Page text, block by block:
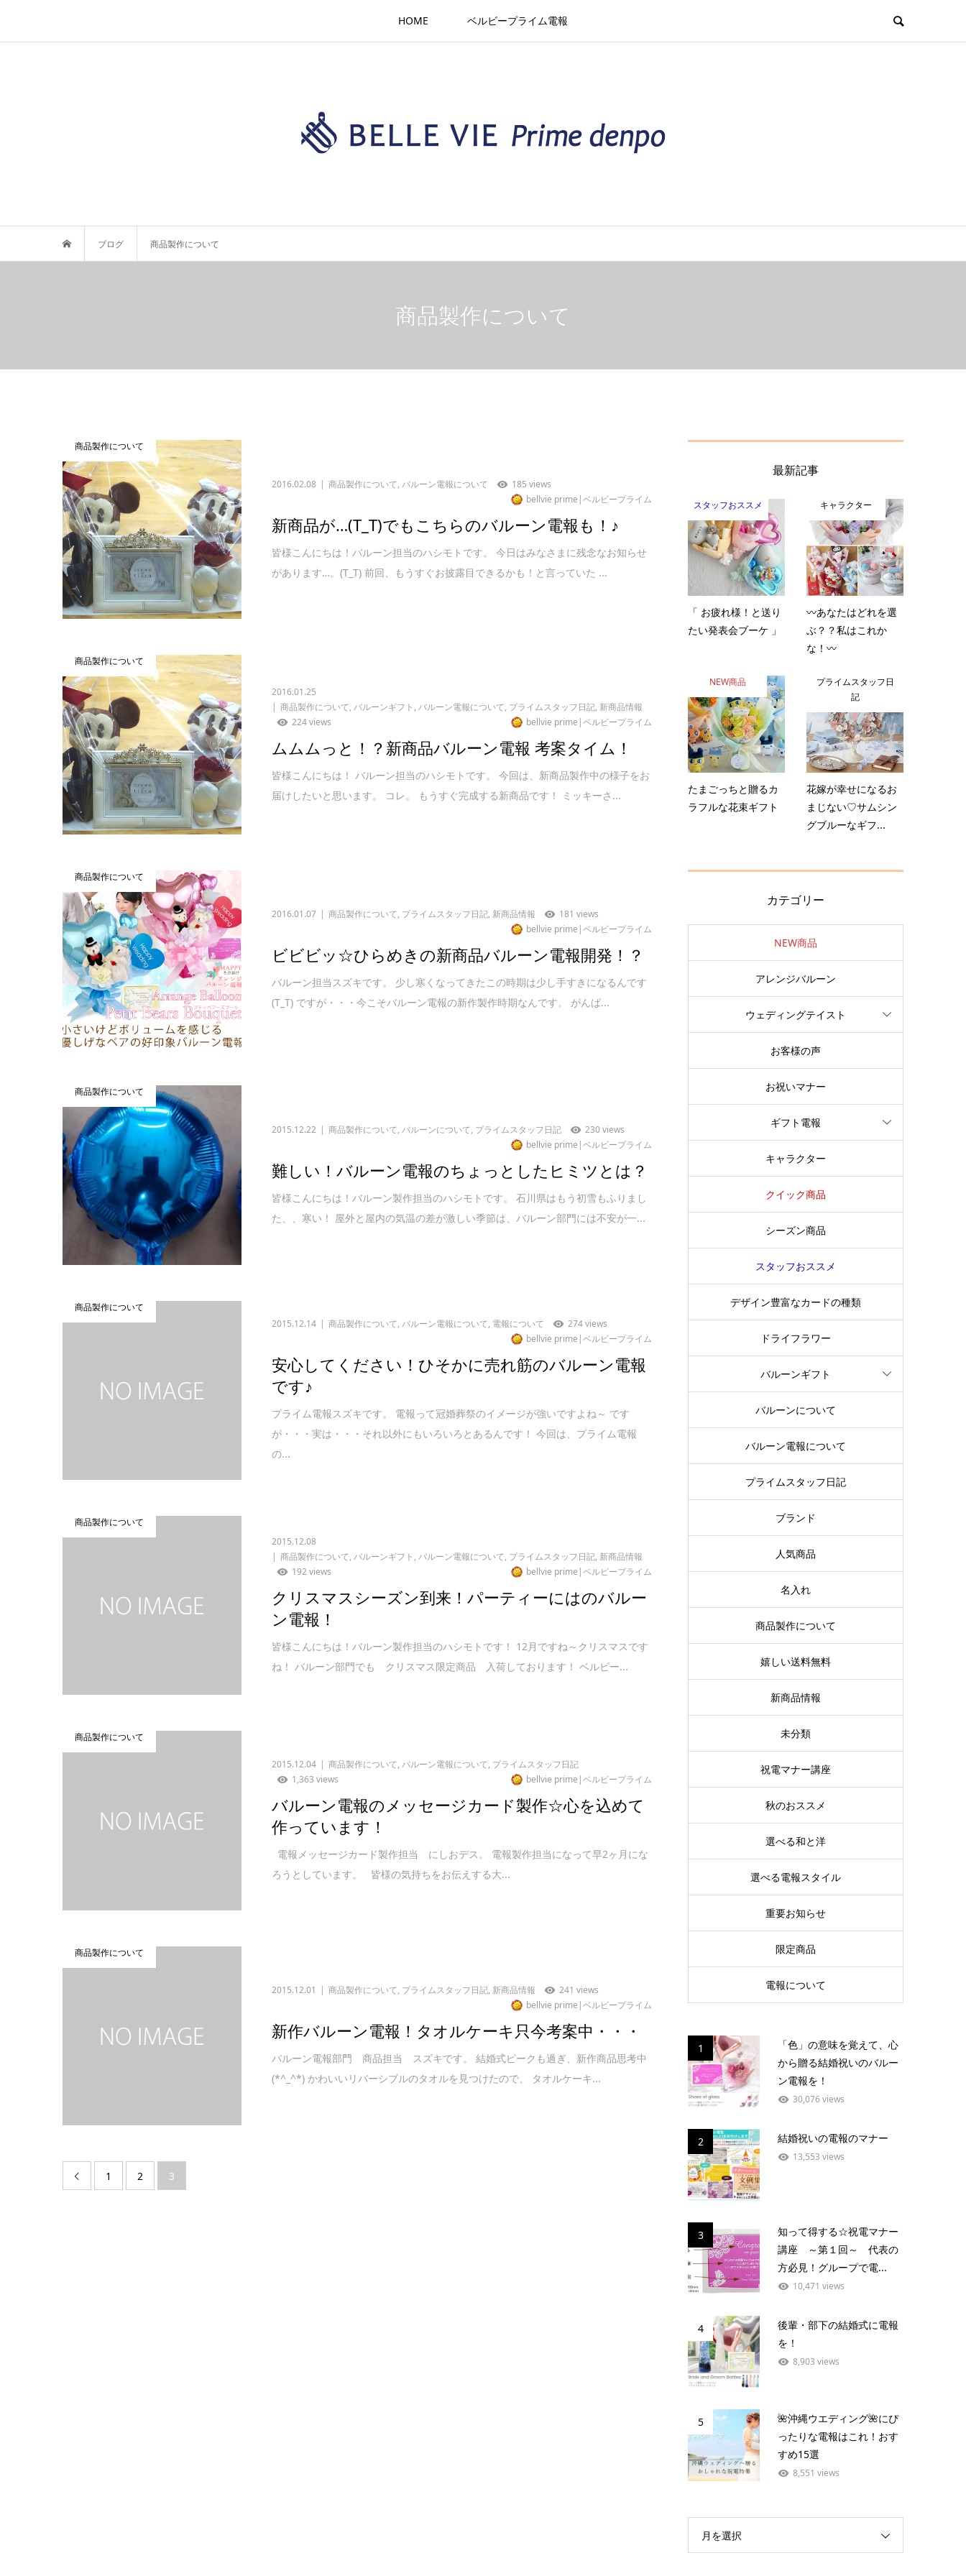
HOME ベルビープライム電報
ブログ 商品製作について
商品製作について
商品製作について
2016.02.08 商品製作について,バルーン電報について
185 views
bellvie prime|ベルビープライム
新商品が…(T_T)でもこちらのバルーン電報も！♪
皆様こんにちは！バルーン担当のハシモトです。 今日はみなさまに残念なお知らせ
があります…。(T_T) 前回、もうすぐお披露目できるかも！と言っていた ...
商品製作について
2016.01.25
商品製作について,バルーンギフト ,バルーン電報について, プライムスタッフ日記, 新商品情報
224 views
bellvie prime|ベルビープライム
ムムムっと！？新商品バルーン電報 考案タイム！
皆様こんにちは！ バルーン担当のハシモトです。 今回は、新商品製作中の様子をお
届けしたいと思います。 コレ。 もうすぐ完成する新商品です！ ミッキーさ...
商品製作について
2016.01.07 商品製作について, プライムスタッフ日記,新商品情報
181 views
bellvie prime|ベルビープライム
ビビビッ☆ひらめきの新商品バルーン電報開発！？
バルーン担当スズキです。 少し寒くなってきたこの時期は少し手すきになるんです
(T_T) ですが・・・今こそバルーン電報の新作製作時期なんです。 がんば...
商品製作について
2015.12.22 商品製作について,バルーンについて, プライムスタッフ日記
230 views
bellvie prime|ベルビープライム
難しい！バルーン電報のちょっとしたヒミツとは？
皆様こんにちは！バルーン製作担当のハシモトです。 石川県はもう初雪もふりまし
た、、寒い！ 屋外と屋内の気温の差が激しい季節は、バルーン部門には不安が一...
商品製作について
2015.12.14
商品製作について,バルーン電報について, 電報について
274 views
bellvie prime|ベルビープライム
安心してください！ひそかに売れ筋のバルーン電報
です♪
プライム電報スズキです。 電報って冠婚葬祭のイメージが強いですよね～ です
が・・・実は・・・それ以外にもいろいろとあるんです！ 今回は、プライム電報
の...
商品製作について
2015.12.08
商品製作について,バルーンギフト ,バルーン電報について, プライムスタッフ日記, 新商品情報
192 views
bellvie prime|ベルビープライム
クリスマスシーズン到来！パーティーにはのバルー
ン電報！
皆様こんにちは！バルーン製作担当のハシモトです！ 12月ですね～クリスマスです
ね！ バルーン部門でも クリスマス限定商品 入荷しております！ ベルビー...
商品製作について
2015.12.04 商品製作について,バルーン電報について, プライムスタッフ日記
1,363 views
bellvie prime|ベルビープライム
バルーン電報のメッセージカード製作☆心を込めて
作っています！
電報メッセージカード製作担当 にしおデス。 電報製作担当になって早2ヶ月にな
ろうとしています。 皆様の気持ちをお伝えする大...
商品製作について
2015.12.01 商品製作について, プライムスタッフ日記,新商品情報
241 views
bellvie prime|ベルビープライム
新作バルーン電報！タオルケーキ只今考案中・・・
バルーン電報部門 商品担当 スズキです。 結婚式ピークも過ぎ、新作商品思考中
(*^_^*) かわいいリバーシブルのタオルを見つけたので、 タオルケーキ...
 1 2 3
最新記事
スタッフおススメ
「 お疲れ様！と送り
たい発表会ブーケ 」
キャラクター
〰️あなたはどれを選
ぶ？？私はこれか
な！〰️
NEW商品
たまごっちと贈るカ
ラフルな花束ギフト
プライムスタッフ日
記
花嫁が幸せになるお
まじない♡サムシン
グブルーなギフ...
カテゴリー
NEW商品
アレンジバルーン
ウェディングテイスト
お客様の声
お祝いマナー
ギフト電報
キャラクター
クイック商品
シーズン商品
スタッフおススメ
デザイン豊富なカードの種類
ドライフラワー
バルーンギフト
バルーンについて
バルーン電報について
プライムスタッフ日記
ブランド
人気商品
名入れ
商品製作について
嬉しい送料無料
新商品情報
未分類
祝電マナー講座
秋のおススメ
選べる和と洋
選べる電報スタイル
重要お知らせ
限定商品
電報について
1
「色」の意味を覚えて、心
から贈る結婚祝いのバルー
ン電報を！
30,076 views
2 結婚祝いの電報のマナー
13,553 views
3
知って得する☆祝電マナー
講座 ～第１回～ 代表の
方必見！グループで電...
10,471 views
4
後輩・部下の結婚式に電報
を！
8,903 views
5
🌺沖縄ウエディング🌺にぴ
ったりな電報はこれ！おす
すめ15選
8,551 views
月を選択